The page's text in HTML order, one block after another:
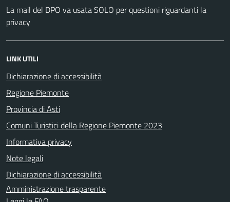
La mail del DPO va usata SOLO per questioni riguardanti la
privacy
LINK UTILI
Dichiarazione di accessibilità
Regione Piemonte
Provincia di Asti
Comuni Turistici della Regione Piemonte 2023
Informativa privacy
Note legali
Dichiarazione di accessibilità
Amministrazione trasparente